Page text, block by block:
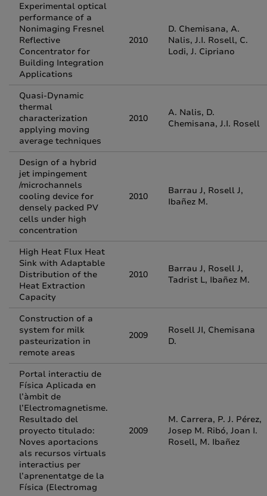
Experimental optical
performance of a
Nonimaging Fresnel
Reflective
Concentrator for
Building Integration
Applications
2010
D. Chemisana, A.
Nalis, J.I. Rosell, C.
Lodi, J. Cipriano
Quasi-Dynamic
thermal
characterization
applying moving
average techniques
2010
A. Nalis, D.
Chemisana, J.I. Rosell
Design of a hybrid
jet impingement
/microchannels
cooling device for
densely packed PV
cells under high
concentration
2010
Barrau J, Rosell J,
Ibañez M.
High Heat Flux Heat
Sink with Adaptable
Distribution of the
Heat Extraction
Capacity
2010
Barrau J, Rosell J,
Tadrist L, Ibañez M.
Construction of a
system for milk
pasteurization in
remote areas
2009
Rosell JI, Chemisana
D.
Portal interactiu de
Física Aplicada en
l’àmbit de
l’Electromagnetisme.
Resultado del
proyecto titulado:
Noves aportacions
als recursos virtuals
interactius per
l’aprenentatge de la
Física (Electromag
2009
M. Carrera, P. J. Pérez,
Josep M. Ribó, Joan I.
Rosell, M. Ibañez